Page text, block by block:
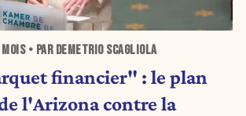
• PAR DEMETRIO SCAGLIOLA
financier" : le plan
l'Arizona contre la